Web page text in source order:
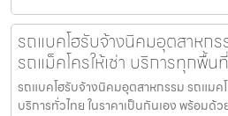
รถแบคโฮรับจ้างนิคมอุตสาหก
รถแม็คโครให้เช่า บริการทุกพื้น
รถแบคโฮรับจ้างนิคมอุตสาหกรรม รถแมคโ
บริการทั่วไทย ในราคาเป็นกันเอง พร้อมด้